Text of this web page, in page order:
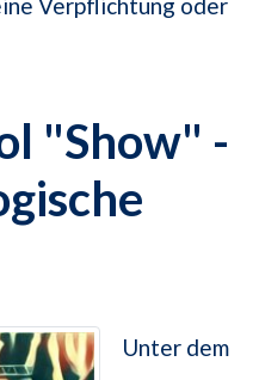
Verpflichtung oder
"Show" -
Unter dem